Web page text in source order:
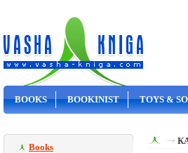
BOOKS BOOKINIST TOYS &
Books